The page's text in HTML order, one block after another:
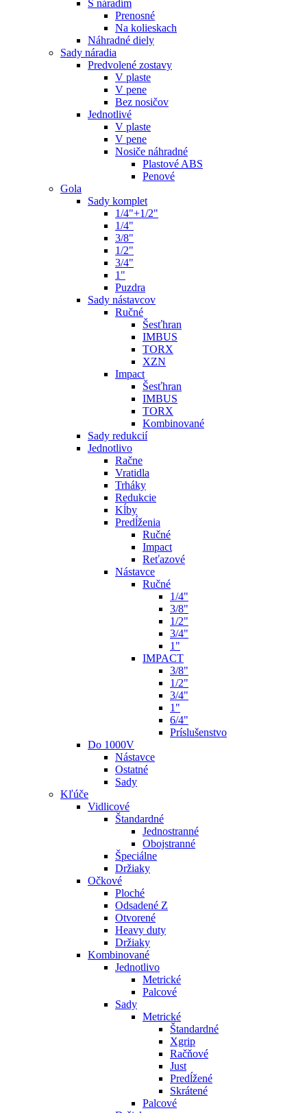
S náradím
Prenosné
Na kolieskach
Náhradné diely
Sady náradia
Predvolené zostavy
V plaste
V pene
Bez nosičov
Jednotlivé
V plaste
V pene
Nosiče náhradné
Plastové ABS
Penové
Gola
Sady komplet
1/4"+1/2"
1/4"
3/8"
1/2"
3/4"
1"
Puzdra
Sady nástavcov
Ručné
Šesťhran
IMBUS
TORX
XZN
Impact
Šesťhran
IMBUS
TORX
Kombinované
Sady redukcií
Jednotlivo
Račne
Vratidla
Trháky
Redukcie
Kĺby
Predĺženia
Ručné
Impact
Reťazové
Nástavce
Ručné
1/4"
3/8"
1/2"
3/4"
1"
IMPACT
3/8"
1/2"
3/4"
1"
6/4"
Príslušenstvo
Do 1000V
Nástavce
Ostatné
Sady
Kľúče
Vidlicové
Štandardné
Jednostranné
Obojstranné
Špeciálne
Držiaky
Očkové
Ploché
Odsadené Z
Otvorené
Heavy duty
Držiaky
Kombinované
Jednotlivo
Metrické
Palcové
Sady
Metrické
Štandardné
Xgrip
Račňové
Just
Predĺžené
Skrátené
Palcové